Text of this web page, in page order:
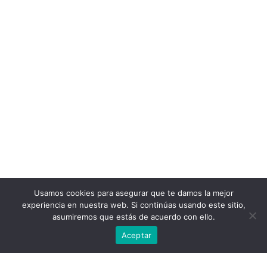
Usamos cookies para asegurar que te damos la mejor
experiencia en nuestra web. Si continúas usando este sitio,
asumiremos que estás de acuerdo con ello.
Aceptar